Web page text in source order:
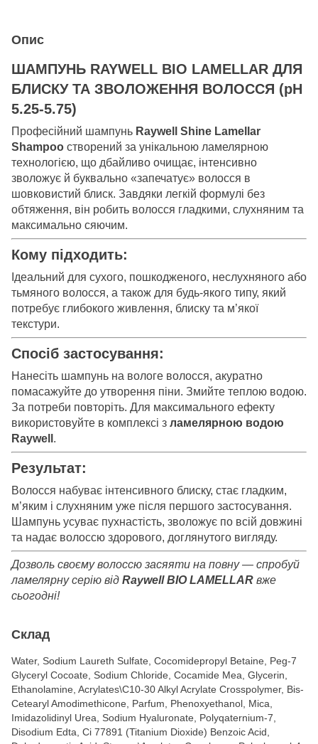
Опис
ШАМПУНЬ RAYWELL BIO LAMELLAR ДЛЯ
БЛИСКУ ТА ЗВОЛОЖЕННЯ ВОЛОССЯ (pH
5.25-5.75)
Професійний шампунь Raywell Shine Lamellar
Shampoo створений за унікальною ламелярною
технологією, що дбайливо очищає, інтенсивно
зволожує й буквально «запечатує» волосся в
шовковистий блиск. Завдяки легкій формулі без
обтяження, він робить волосся гладкими, слухняним та
максимально сяючим.
Кому підходить:
Ідеальний для сухого, пошкодженого, неслухняного або
тьмяного волосся, а також для будь-якого типу, який
потребує глибокого живлення, блиску та м’якої
текстури.
Спосіб застосування:
Нанесіть шампунь на вологе волосся, акуратно
помасажуйте до утворення піни. Змийте теплою водою.
За потреби повторіть. Для максимального ефекту
використовуйте в комплексі з ламелярною водою
Raywell .
Результат:
Волосся набуває інтенсивного блиску, стає гладким,
м’яким і слухняним уже після першого застосування.
Шампунь усуває пухнастість, зволожує по всій довжині
та надає волоссю здорового, доглянутого вигляду.
Дозволь своєму волоссю засяяти на повну — спробуй
ламелярну серію від Raywell BIO LAMELLAR вже
сьогодні!
Склад
Water, Sodium Laureth Sulfate, Cocomidepropyl Betaine, Peg-7
Glyceryl Cocoate, Sodium Chloride, Cocamide Mea, Glycerin,
Ethanolamine, Acrylates\C10-30 Alkyl Acrylate Crosspolymer, Bis-
Cetearyl Amodimethicone, Parfum, Phenoxyethanol, Mica,
Imidazolidinyl Urea, Sodium Hyaluronate, Polyqaternium-7,
Disodium Edta, Ci 77891 (Titanium Dioxide) Benzoic Acid,